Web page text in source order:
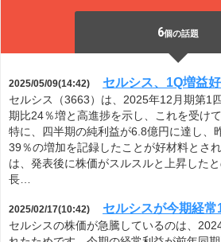
6個の話題
2025/05/09(14:42) セルシス、1Q増益
セルシス（3663）は、2025年12月期第1
期比24％増と高進捗を示し、これを受け
特に、四半期の純利益が6.8億円に達し、
39％の増加を記録したことが好材料とさ
は、発表後に株価がスルスルと上昇した
長…
2025/02/17(10:42) セルシスが今期経
セルシスの株価が急騰しているのは、